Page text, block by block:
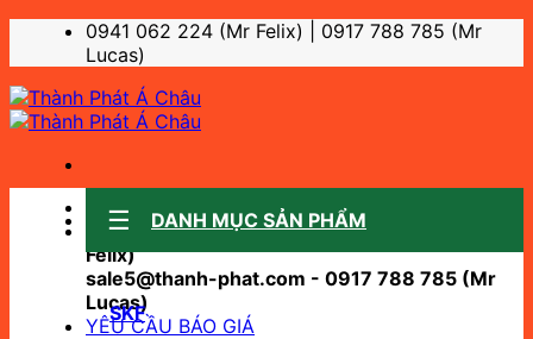
dung
0941 062 224 (Mr Felix) | 0917 788 785 (Mr
Lucas)
Sale support:
sale10@thanh-phat.com - 0941 062 224 (Mr
Felix)
sale5@thanh-phat.com - 0917 788 785 (Mr
Lucas)
YÊU CẦU BÁO GIÁ
DANH MỤC SẢN PHẨM
SKF